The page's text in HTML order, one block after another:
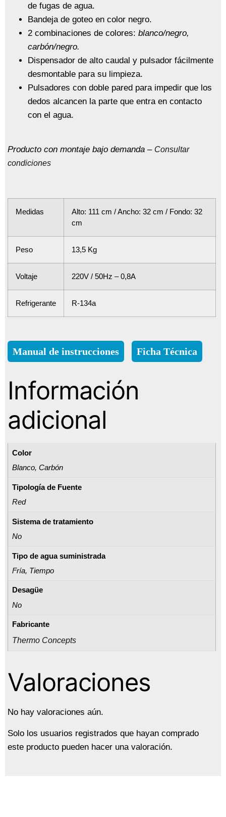
de fugas de agua.
Bandeja de goteo en color negro.
2 combinaciones de colores: blanco/negro,
carbón/negro.
Dispensador de alto caudal y pulsador fácilmente
desmontable para su limpieza.
Pulsadores con doble pared para impedir que los
dedos alcancen la parte que entra en contacto
con el agua.
Producto con montaje bajo demanda – Consultar
condiciones
Medidas
Alto: 111 cm / Ancho: 32 cm / Fondo: 32
cm
Peso 13,5 Kg
Voltaje 220V / 50Hz – 0,8A
Refrigerante R-134a
Manual de instrucciones Ficha Técnica
Información
adicional
Color
Blanco, Carbón
Tipología de Fuente
Red
Sistema de tratamiento
No
Tipo de agua suministrada
Fría, Tiempo
Desagüe
No
Fabricante
Thermo Concepts
Valoraciones
No hay valoraciones aún.
Solo los usuarios registrados que hayan comprado
este producto pueden hacer una valoración.